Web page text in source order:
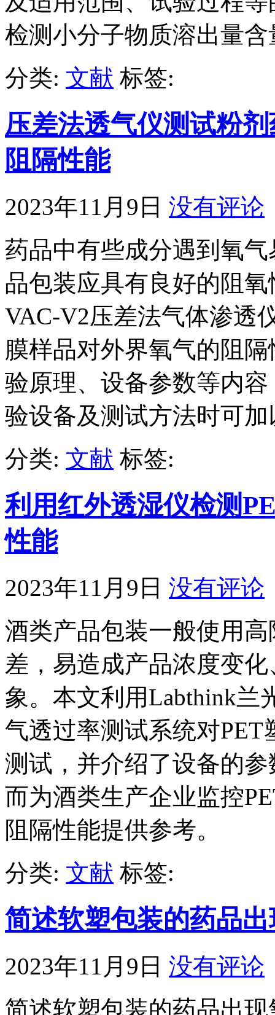
检测小分子物质溶出量
分类: 文献 标签:
压差法透气仪测试粉
阻隔性能
2023年11月9日 没有评论
药品中有些成分遇到氧
品包装应具有良好的阻
VAC-V2压差法气体渗透
膜样品对外界氧气的阻
验原理、设备参数等内
验设备及测试方法时可
分类: 文献 标签:
利用红外透湿仪检测
性能
2023年11月9日 没有评论
酒类产品包装一般使用
差，易造成产品浓度变
象。本文利用Labthink兰
气透过率测试系统对
测试，并介绍了设备的
而为酒类生产企业监控
阻隔性能提供参考。
分类: 文献 标签:
简述软塑包装的药品
2023年11月9日 没有评论
简述软塑包装的药品出